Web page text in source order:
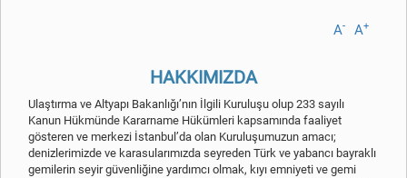
A+
A-
HAKKIMIZDA
Ulaştırma ve Altyapı Bakanlığı’nın İlgili Kuruluşu olup 233 sayılı
Kanun Hükmünde Kararname Hükümleri kapsamında faaliyet
gösteren ve merkezi İstanbul’da olan Kuruluşumuzun amacı;
denizlerimizde ve karasularımızda seyreden Türk ve yabancı bayraklı
gemilerin seyir güvenliğine yardımcı olmak, kıyı emniyeti ve gemi